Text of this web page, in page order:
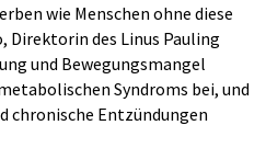
wie Menschen ohne diese
Direktorin des Linus Pauling
und Bewegungsmangel
Syndroms bei, und
chronische Entzündungen